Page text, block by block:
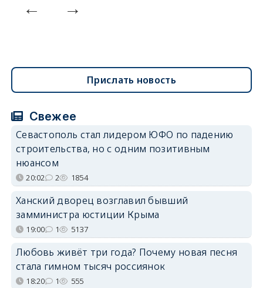
Прислать новость
Свежее
Севастополь стал лидером ЮФО по падению
строительства, но с одним позитивным
нюансом
20:02 2 1854
Ханский дворец возглавил бывший
замминистра юстиции Крыма
19:00 1 5137
Любовь живёт три года? Почему новая песня
стала гимном тысяч россиянок
18:20 1 555